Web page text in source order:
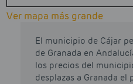
Ver mapa más grande
El municipio de Cájar
de Granada en
los precios del
desplazas a Granada